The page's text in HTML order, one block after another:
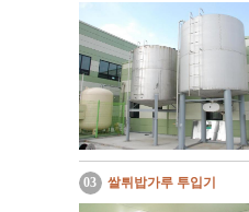
03 쌀튀밥가루 투입기